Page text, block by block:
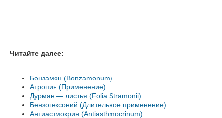
Читайте далее:
Бензамон (Benzamonum)
Атропин (Применение)
Дурман — листья (Folia Stramonii)
Бензогексоний (Длительное применение)
Антиастмокрин (Antiasthmocrinum)